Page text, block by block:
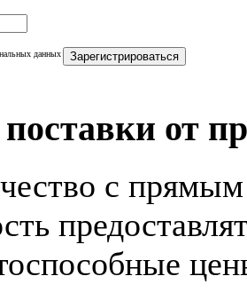
данных Зарегистрироваться
от
с